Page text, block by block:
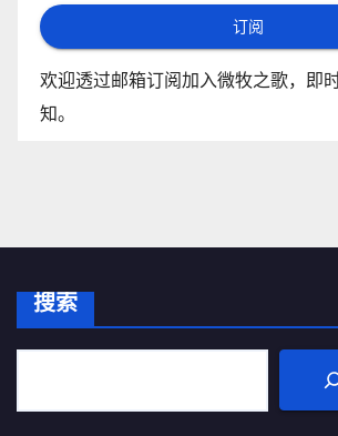
订阅
欢迎透过邮箱订阅加入微牧之歌，即
知。
搜索